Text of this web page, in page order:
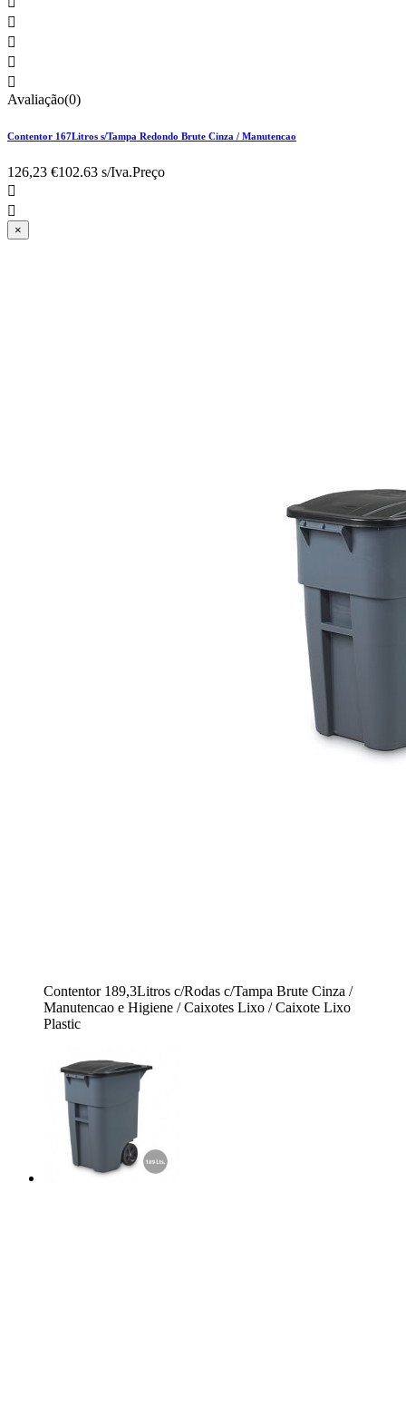




Avaliação(0)
Contentor 167Litros s/Tampa Redondo Brute Cinza / Manutencao
126,23 €102.63 s/Iva.Preço


×
Contentor 189,3Litros c/Rodas c/Tampa Brute Cinza /
Manutencao e Higiene / Caixotes Lixo / Caixote Lixo
Plastic